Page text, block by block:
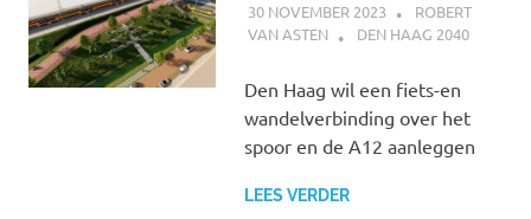
30 NOVEMBER 2023
ROBERT
VAN ASTEN
DEN HAAG 2040
Den Haag wil een fiets-en
wandelverbinding over het
spoor en de A12 aanleggen
LEES VERDER